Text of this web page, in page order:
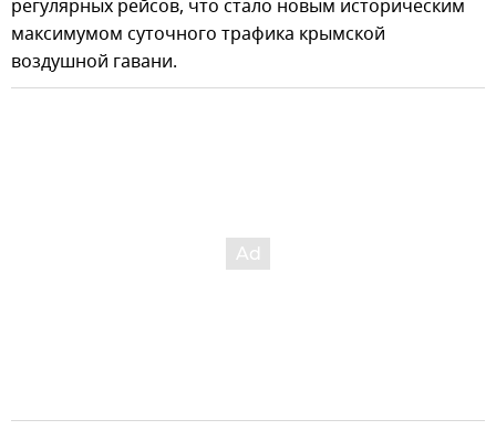
регулярных рейсов, что стало новым историческим
максимумом суточного трафика крымской
воздушной гавани.